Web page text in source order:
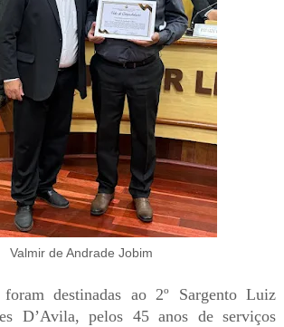
Valmir de Andrade Jobim
foram destinadas ao 2º Sargento Luiz
D’Avila, pelos 45 anos de serviços